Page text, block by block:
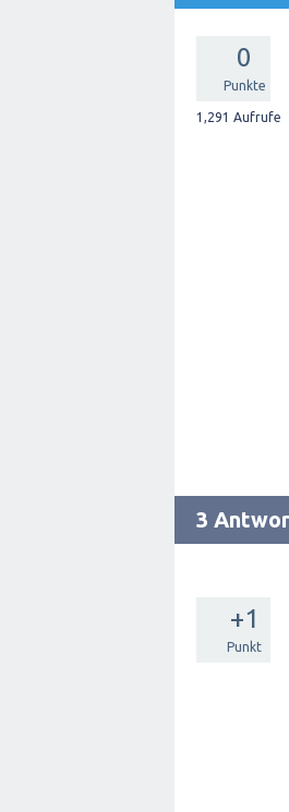
0
Punkte
1,291 Aufrufe
3
+1
Punkt